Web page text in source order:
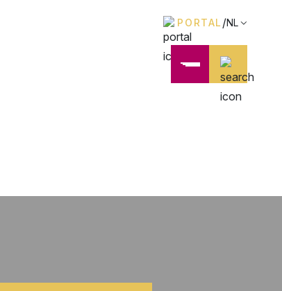
PORTAL /NL